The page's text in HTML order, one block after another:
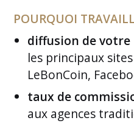
POURQUOI
diffusion de
les principaux
LeBonCoin,
taux de
aux agences